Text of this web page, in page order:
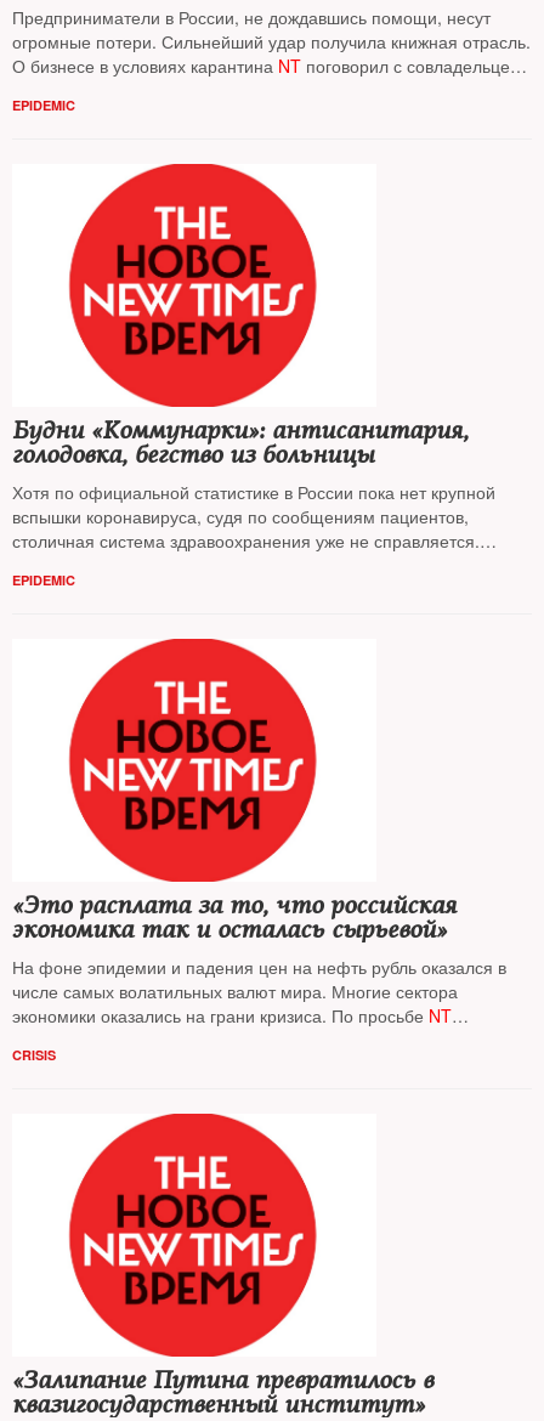
Предприниматели в России, не дождавшись помощи, несут
огромные потери. Сильнейший удар получила книжная отрасль.
О бизнесе в условиях карантина NT поговорил с совладельцем
EPIDEMIC
Будни «Коммунарки»: антисанитария,
голодовка, бегство из больницы
Хотя по официальной статистике в России пока нет крупной
вспышки коронавируса, судя по сообщениям пациентов,
столичная система здравоохранения уже не справляется.
оказаться в больнице № 40
EPIDEMIC
«Это расплата за то, что российская
экономика так и осталась сырьевой»
На фоне эпидемии и падения цен на нефть рубль оказался в
числе самых волатильных валют мира. Многие сектора
экономики оказались на грани кризиса. По просьбе NT
действия российских властей
CRISIS
«Залипание Путина превратилось в
квазигосударственный институт»